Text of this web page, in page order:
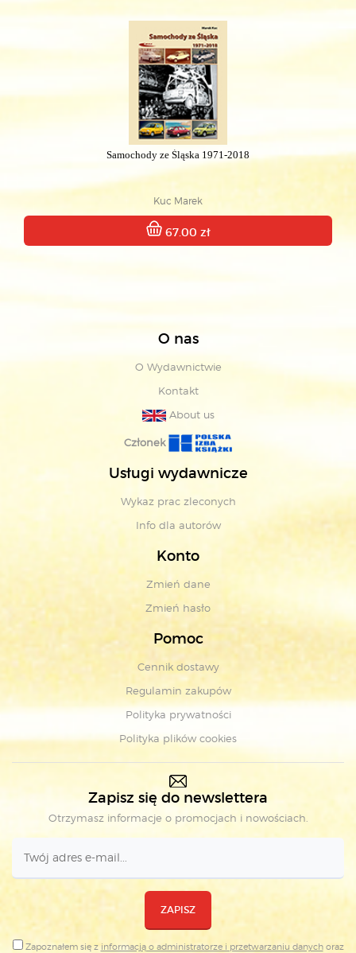
Samochody ze Śląska 1971-2018
Kuc Marek
67.00 zł
O nas
O Wydawnictwie
Kontakt
About us
Członek
Usługi wydawnicze
Wykaz prac zleconych
Info dla autorów
Konto
Zmień dane
Zmień hasło
Pomoc
Cennik dostawy
Regulamin zakupów
Polityka prywatności
Polityka plików cookies
Zapisz się do newslettera
Otrzymasz informacje o promocjach i nowościach.
ZAPISZ
Zapoznałem się zinformacją o administratorze i przetwarzaniu danychoraz